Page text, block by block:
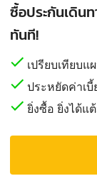
ซื้อประกันเดิน
ทันที!
เปรียบเทียบแ
ประหยัดค่าเ
ยิ่งซื้อ ยิ่งได้แ